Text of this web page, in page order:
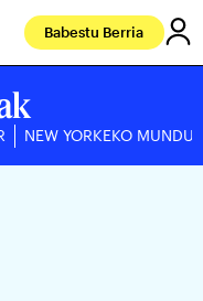
Babestu Berria
NEW YORKEKO